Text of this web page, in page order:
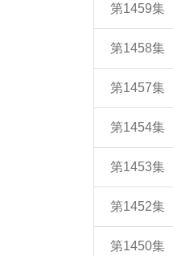
第1459集
第1458集
第1457集
第1454集
第1453集
第1452集
第1450集